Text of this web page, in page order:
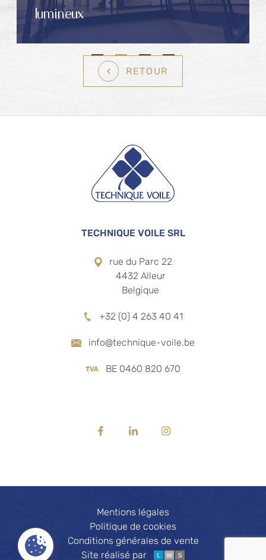
lumineux
RETOUR
TECHNIQUE VOILE SRL
rue du Parc 22
4432 Alleur
Belgique
+32 (0) 4 263 40 41
info@technique-voile.be
BE 0460 820 670
News textile
textile
FacebookLinkedinInstagram
Mentions légales
Politique de cookies
Conditions générales de vente
Site réalisé par